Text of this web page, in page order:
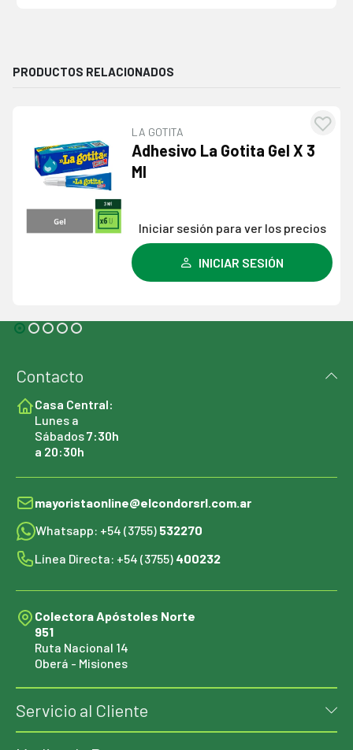
PRODUCTOS RELACIONADOS
Agregar
La Gotita Gel X 3
sesión para ver los precios
BX7
Contacto
Casa Central:
Lunes a
Sábados7:30h
a 20:30h
mayoristaonline@elcondorsrl.com.ar
Whatsapp: +54 (3755) 532270
Línea Directa: +54 (3755) 400232
Colectora Apóstoles Norte
951
Ruta Nacional 14
Oberá - Misiones
Servicio al Cliente